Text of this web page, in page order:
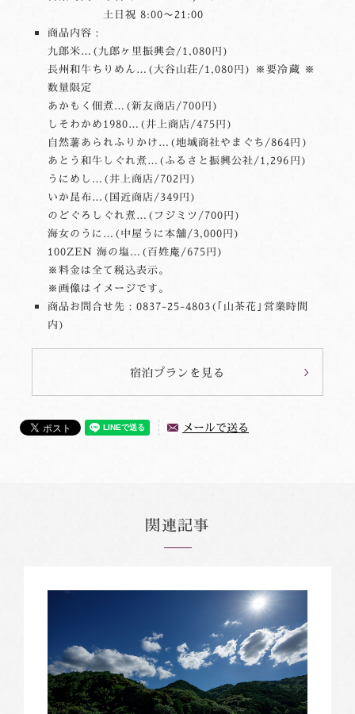
土日祝 8:00〜21:00
商品内容：
九郎米…(九郎ヶ里振興会/1,080円)
長州和牛ちりめん…(大谷山荘/1,080円) ※要冷蔵 ※
数量限定
あかもく佃煮…(新友商店/700円)
しそわかめ1980…(井上商店/475円)
自然薯あられふりかけ…(地域商社やまぐち/864円)
あとう和牛しぐれ煮…(ふるさと振興公社/1,296円)
うにめし…(井上商店/702円)
いか昆布…(国近商店/349円)
のどぐろしぐれ煮…(フジミツ/700円)
海女のうに…(中屋うに本舗/3,000円)
100ZEN 海の塩…(百姓庵/675円)
※料金は全て税込表示。
※画像はイメージです。
商品お問合せ先：0837-25-4803(｢山茶花｣営業時間
内)
宿泊プランを見る
メールで送る
関連記事